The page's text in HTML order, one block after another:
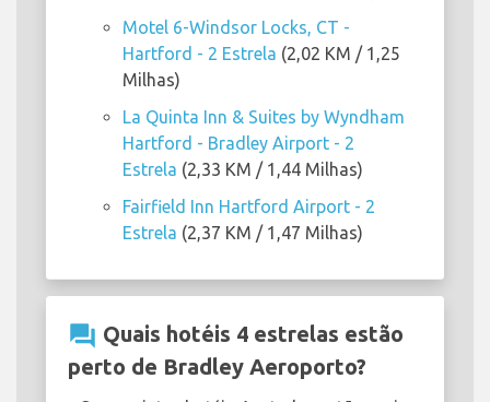
Motel 6-Windsor Locks, CT -
Hartford - 2 Estrela (2,02 KM / 1,25
Milhas)
La Quinta Inn & Suites by Wyndham
Hartford - Bradley Airport - 2
Estrela (2,33 KM / 1,44 Milhas)
Fairfield Inn Hartford Airport - 2
Estrela (2,37 KM / 1,47 Milhas)
question_answer Quais hotéis 4 estrelas estão
perto de Bradley Aeroporto?